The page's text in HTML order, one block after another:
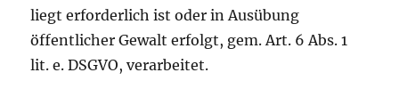
liegt erforderlich ist oder in Ausübung
öffentlicher Gewalt erfolgt, gem. Art. 6 Abs. 1
lit. e. DSGVO, verarbeitet.